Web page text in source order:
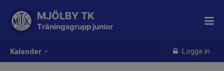
Kalender Logga in
MJÖLBY TK
Träningsgrupp junior